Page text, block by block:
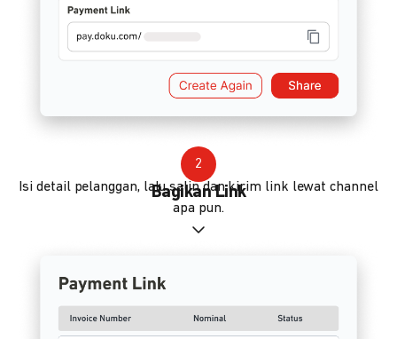
2
Bagikan Link
Isi detail pelanggan, lalu salin dan kirim link lewat channel
apa pun.